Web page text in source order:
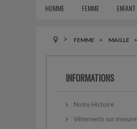
HOMME FEMME ENFANT
FEMME MAILLE
INFORMATIONS
Notre Histoire
Vêtements sur mesure